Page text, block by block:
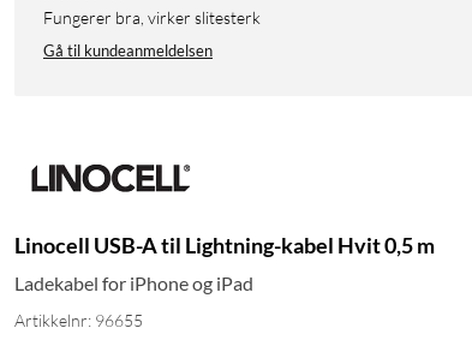
Fungerer bra, virker slitesterk
Gå til kundeanmeldelsen
Linocell USB-A til Lightning-kabel Hvit 0,5 m
Ladekabel for iPhone og iPad
Artikkelnr: 96655